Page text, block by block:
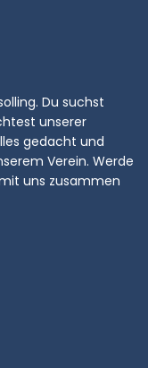
Du suchst
unserer
gedacht und
Verein. Werde
uns zusammen